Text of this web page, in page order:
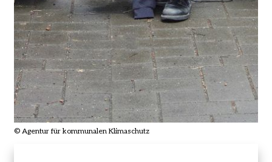
© Agentur für kommunalen Klimaschutz